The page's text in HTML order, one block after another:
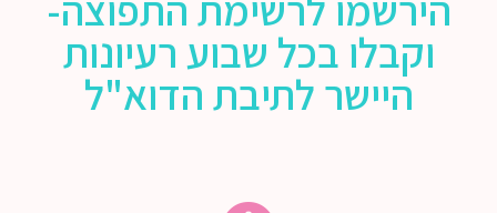
וקבלו בכל שבוע רעיונות
היישר לתיבת הדוא"ל